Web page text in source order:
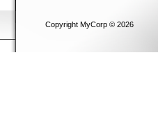
Copyright MyCorp © 2026